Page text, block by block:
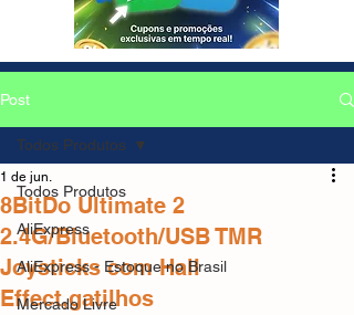
Post
Todos Produtos
AliExpress
AliExpress - Estoque no Brasil
Mercado Livre
Todos Produtos
8BitDo Ultimate 2
2.4G/Bluetooth/USB TMR
Joysticks com Hall
Effect,gatilhos
1 de jun.